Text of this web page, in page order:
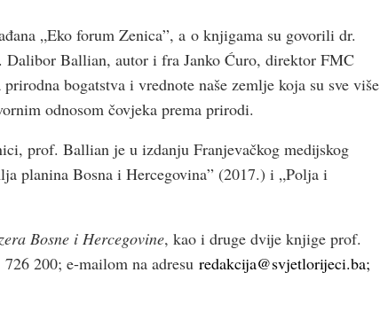
„Eko forum Zenica”, a o knjigama su govorili dr.
Ballian, autor i fra Janko Ćuro, direktor FMC
bogatstva i vrednote naše zemlje koja su sve više
odnosom čovjeka prema prirodi.
prof. Ballian je u izdanju Franjevačkog medijskog
planina Bosna i Hercegovina” (2017.) i „Polja i
Bosne i Hercegovine, kao i druge dvije knjige prof.
200; e-mailom na adresu redakcija@svjetlorijeci.ba;